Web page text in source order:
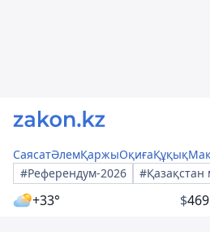
СаясатӘлемҚаржыОқиғаҚұқық
#Референдум-2026
+33° $